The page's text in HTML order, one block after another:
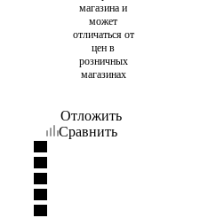
магазина и
может
отличаться от
цен в
розничных
магазинах
Отложить
Сравнить